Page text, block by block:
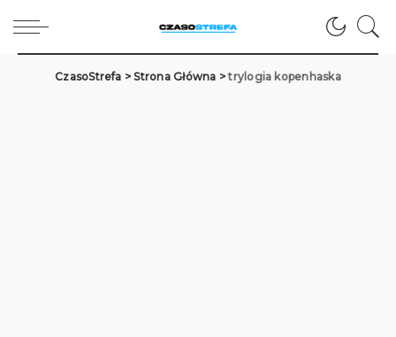
CzasoStrefa >Strona Główna >trylogia kopenhaska